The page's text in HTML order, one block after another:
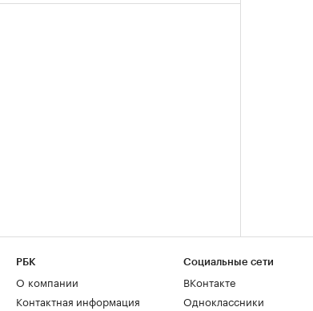
РБК
О компании
Контактная информация
Социальные сети
ВКонтакте
Одноклассники